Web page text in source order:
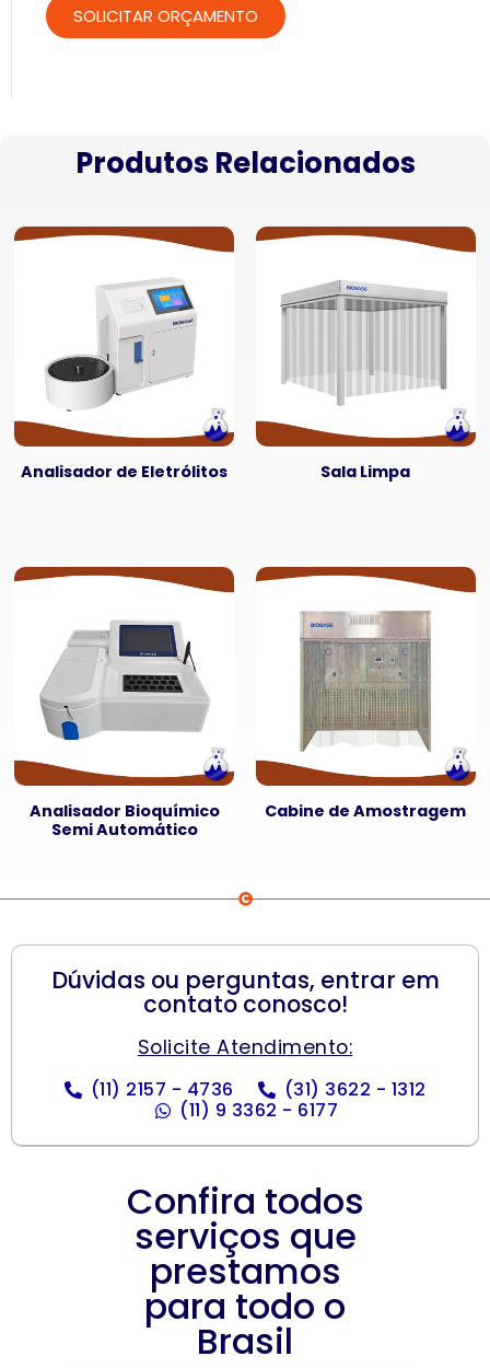
Produtos Relacionados
Analisador de Eletrólitos Sala Limpa
Analisador Bioquímico
Semi Automático
Cabine de Amostragem
Dúvidas ou perguntas, entrar em
contato conosco!
Solicite Atendimento:
(11) 2157 - 4736
(31) 3622 - 1312
(11) 9 3362 - 6177
Confira todos
serviços que
prestamos
para todo o
Brasil